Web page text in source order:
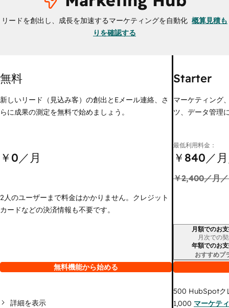
リードを創出し、成長を加速するマーケティングを自動化 概算見積も
りを確認する
無料
新しいリード（見込み客）の創出とEメール連絡、さ
らに成果の測定を無料で始めましょう。
￥0／月
2人のユーザーまで料金はかかりません。クレジット
カードなどの決済情報も不要です。
無料機能から始める
詳細を表示
Starter
マーケティング
ツ、データ管理
最低利用料金：
￥840／
￥2,400／月
請求期間月額でのお
月次での
年額でのお
おすすめプ
500 HubSpotク
1,000 マーケテ